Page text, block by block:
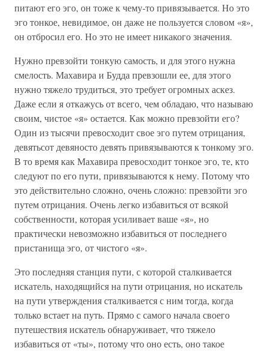
питают его эго, он тоже к чему-то привязывается. Но это
эго тонкое, невидимое, он даже не пользуется словом «я»,
он отбросил его. Но это не имеет никакого значения.
Нужно превзойти тонкую самость, и для этого нужна
смелость. Махавира и Будда превзошли ее, для этого
нужно тяжело трудиться, это требует огромных аскез.
Даже если я откажусь от всего, чем обладаю, что называю
своим, чистое «я» остается. Как можно превзойти его?
Один из тысячи превосходит свое эго путем отрицания,
девятьсот девяносто девять привязываются к тонкому эго.
В то время как Махавира превосходит тонкое эго, те, кто
следуют по его пути, привязываются к нему. Потому что
это действительно сложно, очень сложно: превзойти эго
путем отрицания. Очень легко избавиться от всякой
собственности, которая усиливает ваше «я», но
практически невозможно избавиться от последнего
пристанища эго, от чистого «я».
Это последняя станция пути, с которой сталкивается
искатель, находящийся на пути отрицания, но искатель
на пути утверждения сталкивается с ним тогда, когда
только встает на путь. Прямо с самого начала своего
путешествия искатель обнаруживает, что тяжело
избавиться от «ты», потому что оно есть, оно такое